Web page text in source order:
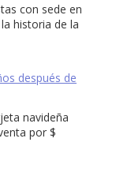
con sede en
historia de la
después de
navideña
por $